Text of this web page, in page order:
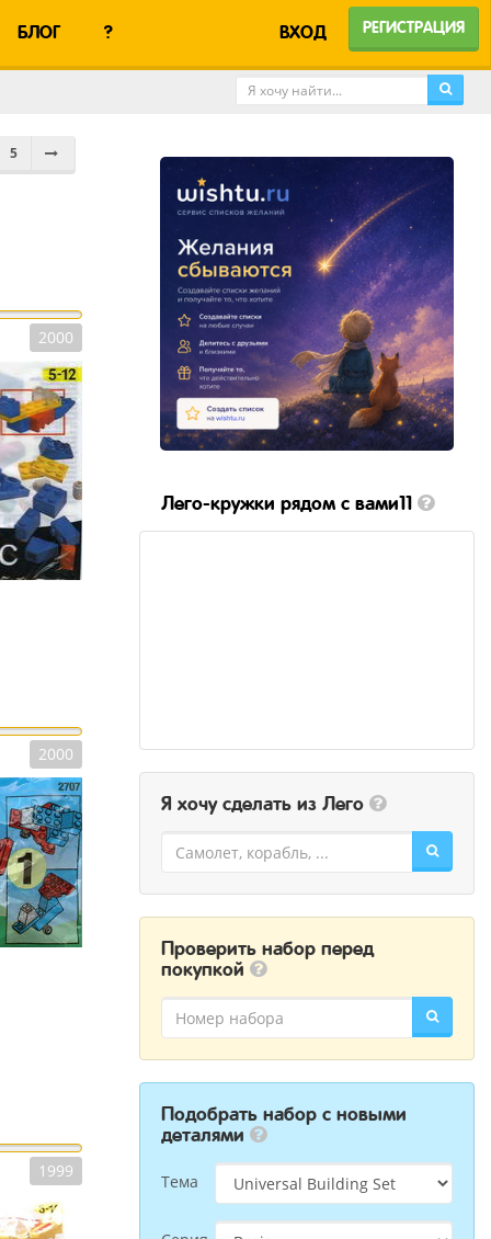
БЛОГ ? ВХОД РЕГИСТРАЦИЯ
5
2000
2000
1999
Лего-кружки рядом с вами11
Я хочу сделать из Лего
Проверить набор перед
покупкой
Подобрать набор с новыми
деталями
Тема